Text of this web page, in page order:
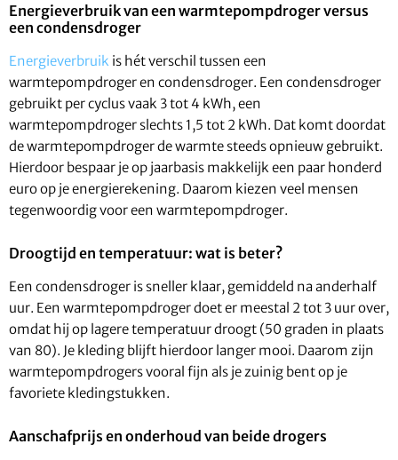
Energieverbruik van een warmtepompdroger versus
een condensdroger
Energieverbruik is hét verschil tussen een
warmtepompdroger en condensdroger. Een condensdroger
gebruikt per cyclus vaak 3 tot 4 kWh, een
warmtepompdroger slechts 1,5 tot 2 kWh. Dat komt doordat
de warmtepompdroger de warmte steeds opnieuw gebruikt.
Hierdoor bespaar je op jaarbasis makkelijk een paar honderd
euro op je energierekening. Daarom kiezen veel mensen
tegenwoordig voor een warmtepompdroger.
Droogtijd en temperatuur: wat is beter?
Een condensdroger is sneller klaar, gemiddeld na anderhalf
uur. Een warmtepompdroger doet er meestal 2 tot 3 uur over,
omdat hij op lagere temperatuur droogt (50 graden in plaats
van 80). Je kleding blijft hierdoor langer mooi. Daarom zijn
warmtepompdrogers vooral fijn als je zuinig bent op je
favoriete kledingstukken.
Aanschafprijs en onderhoud van beide drogers